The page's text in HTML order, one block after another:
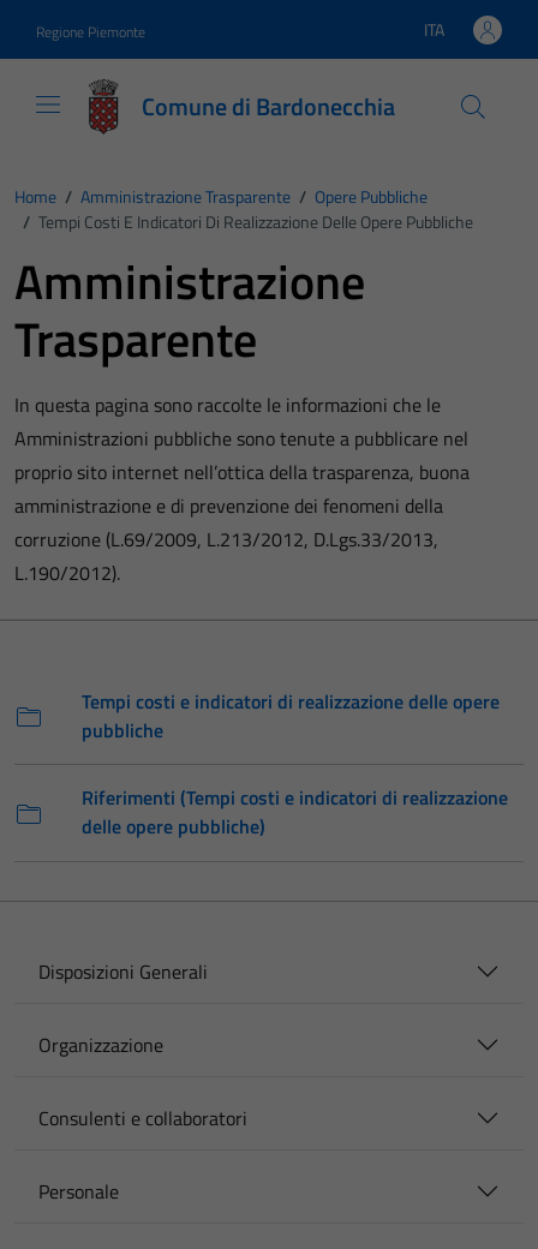
Regione Piemonte Lingua attiva:
ITA
Comune di Bardonecchia
Home / Amministrazione Trasparente / Opere Pubbliche
/ Tempi Costi E Indicatori Di Realizzazione Delle Opere Pubbliche
Amministrazione
Trasparente
In questa pagina sono raccolte le informazioni che le
Amministrazioni pubbliche sono tenute a pubblicare nel
proprio sito internet nell’ottica della trasparenza, buona
amministrazione e di prevenzione dei fenomeni della
corruzione (L.69/2009, L.213/2012, D.Lgs.33/2013,
L.190/2012).
Tempi costi e indicatori di realizzazione delle opere
pubbliche
Riferimenti (Tempi costi e indicatori di realizzazione
delle opere pubbliche)
Disposizioni Generali
Organizzazione
Consulenti e collaboratori
Personale